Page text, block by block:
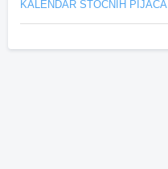
KALENDAR STOČNIH PIJACA